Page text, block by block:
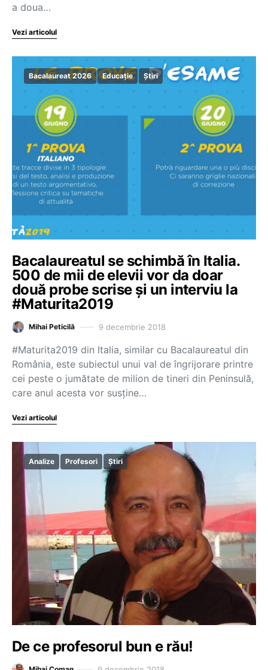
a doua…
Vezi articolul
Bacalaureat 2026 Educație Știri
Bacalaureatul se schimbă în Italia.
500 de mii de elevii vor da doar
două probe scrise și un interviu la
#Maturita2019
Mihai Peticilă 9 decembrie 2018
#Maturita2019 din Italia, similar cu Bacalaureatul din
România, este subiectul unui val de îngrijorare printre
cei peste o jumătate de milion de tineri din Peninsulă,
care anul acesta vor susține…
Vezi articolul
Analize Profesori Știri
De ce profesorul bun e rău!